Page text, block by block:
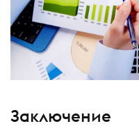
Заключение